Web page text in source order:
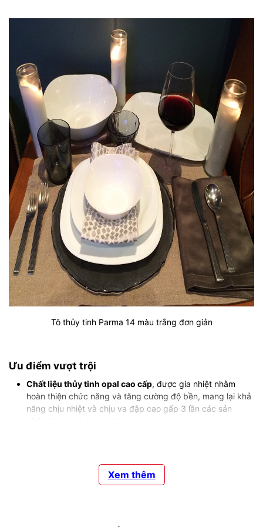
Tô thủy tinh Parma 14 màu trắng đơn giản
Ưu điểm vượt trội
Chất liệu thủy tinh opal cao cấp, được gia nhiệt nhằm
hoàn thiện chức năng và tăng cường độ bền, mang lại khả
năng chịu nhiệt và chịu va đập cao gấp 3 lần các sản
sẽ rực sáng dưới ánh đèn tạo nên vẻ đẹp lung linh và tinh
Xem thêm